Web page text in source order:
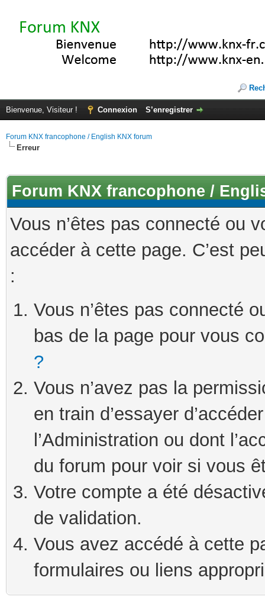
Bienvenue, Visiteur ! Connexion S’enregistrer
Forum KNX francophone / English KNX forum
Erreur
Forum KNX francophone /
Vous n’êtes pas connecté ou
accéder à cette page. C’est
:
Vous n’êtes pas connecté
bas de la page pour vous
?
Vous n’avez pas la
en train d’essayer
l’Administration ou dont
du forum pour voir si vous
Votre compte a été
de validation.
Vous avez accédé à cette
formulaires ou liens